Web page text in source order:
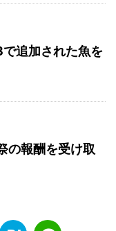
追加された魚を
の報酬を受け取